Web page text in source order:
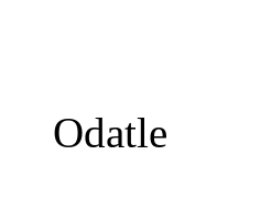
Odatle